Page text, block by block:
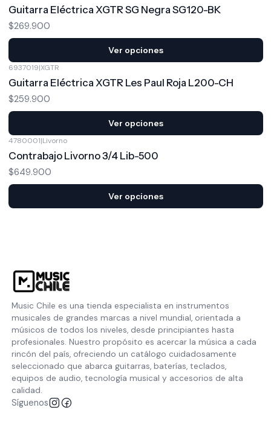
Guitarra Eléctrica XGTR SG Negra SG120-BK
$269.900
Ver opciones
6937019|XGTR
Guitarra Eléctrica XGTR Les Paul Roja L200-CH
$259.900
Ver opciones
4780001|Livorno
Contrabajo Livorno 3/4 Lib-500
$649.900
Ver opciones
Music Chile es una tienda especialista en instrumentos
musicales de grandes marcas a nivel mundial, orientada a
músicos de todos los niveles, desde principiantes hasta
profesionales. Nuestro propósito es acercar la música a cada
rincón del país, ofreciendo un catálogo cuidadosamente
seleccionado que abarca guitarras, baterías, teclados,
equipos de audio, tecnología musical y accesorios de alta
calidad.
Síguenos